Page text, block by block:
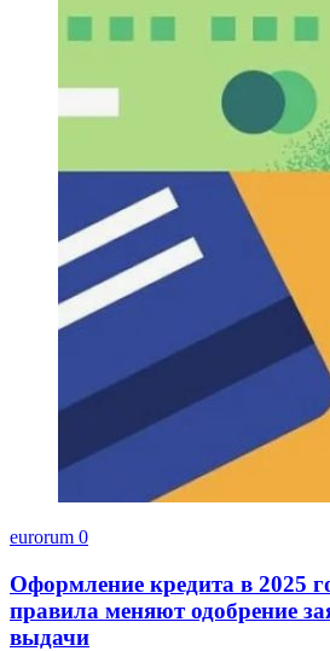
eurorum 0
Оформление кредита в 2025
правила меняют одобрение
выдачи